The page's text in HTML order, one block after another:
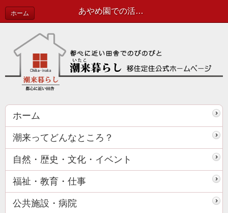
あやめ園での活動！ | 協力隊活動報告
ホーム
ホーム
潮来ってどんなところ？
自然・歴史・文化・イベント
福祉・教育・仕事
公共施設・病院